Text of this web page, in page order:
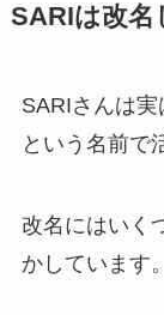
SARIは改名
SARIさんは
という名前で
改名にはいく
かしています。